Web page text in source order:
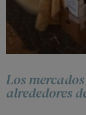
Los
alrededores